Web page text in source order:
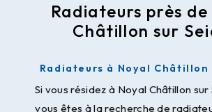
Radiateurs près
Châtillon sur
Radiateurs à Noyal Châtillon
Si vous résidez à Noyal Châtillon
vous êtes à la recherche de